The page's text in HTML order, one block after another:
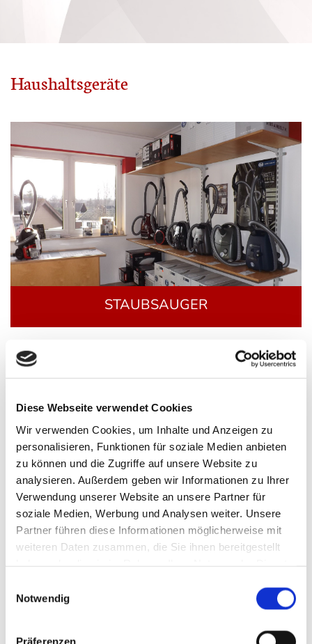
Diese Webseite verwendet Cookies
Wir verwenden Cookies, um Inhalte und Anzeigen zu
personalisieren, Funktionen für soziale Medien anbieten
zu können und die Zugriffe auf unsere Website zu
analysieren. Außerdem geben wir Informationen zu Ihrer
Verwendung unserer Website an unsere Partner für
soziale Medien, Werbung und Analysen weiter. Unsere
Partner führen diese Informationen möglicherweise mit
weiteren Daten zusammen, die Sie ihnen bereitgestellt
Notwendig
Präferenzen
Haushaltsgeräte
STAUBSAUGER
Marken in unserem Sortiment: Sebo, Miele, Fakir und
Bosch-Siemens-Hausgeräte
KAFFEEVOLLAUTOMATEN
Marken in unserem Sortiment: Miele und Nivona